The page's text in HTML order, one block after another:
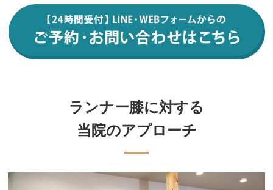
ランナー膝に対する
当院のアプローチ